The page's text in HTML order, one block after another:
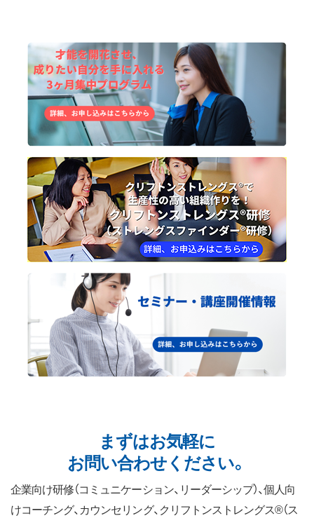
まずはお気軽に
お問い合わせください。
企業向け研修（コミュニケーション、リーダーシップ）、個人向
けコーチング、カウンセリング、クリフトンストレングス®（ス